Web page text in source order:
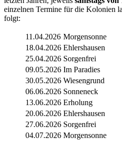
einzelnen Termine für die Kolonien
11.04.2026 Morgensonne
18.04.2026 Ehlershausen
25.04.2026 Sorgenfrei
09.05.2026 Im Paradies
30.05.2026 Wiesengrund
06.06.2026 Sonneneck
13.06.2026 Erholung
20.06.2026 Ehlershausen
27.06.2026 Sorgenfrei
04.07.2026 Morgensonne